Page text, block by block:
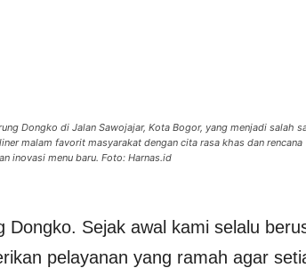
Dongko di Jalan Sawojajar, Kota Bogor, yang menjadi salah
malam favorit masyarakat dengan cita rasa khas dan rencana
inovasi menu baru. Foto: Harnas.id
Dongko. Sejak awal kami selalu
pelayanan yang ramah agar